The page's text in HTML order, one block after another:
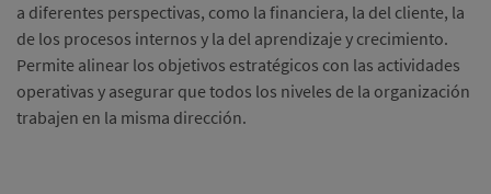
a diferentes perspectivas, como la financiera, la del cliente, la
de los procesos internos y la del aprendizaje y crecimiento.
Permite alinear los objetivos estratégicos con las actividades
operativas y asegurar que todos los niveles de la organización
trabajen en la misma dirección.